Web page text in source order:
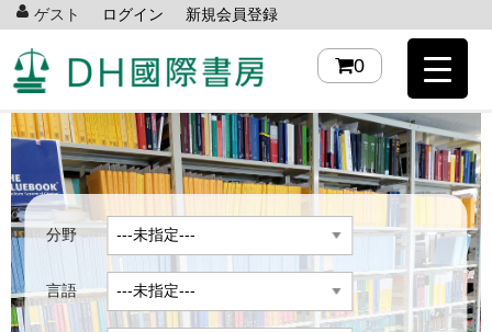
ゲスト ログイン 新規会員登録
0
分野
言語